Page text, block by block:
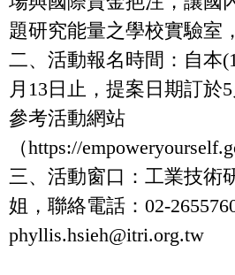
題研究能量之學校實驗室
二、活動報名時間：自本
月13日止，提案日期訂於
參考活動網站
（https://
三、活動窗口：工業技術
姐，聯絡電話：02-
phyllis.hsieh@itri.org.tw